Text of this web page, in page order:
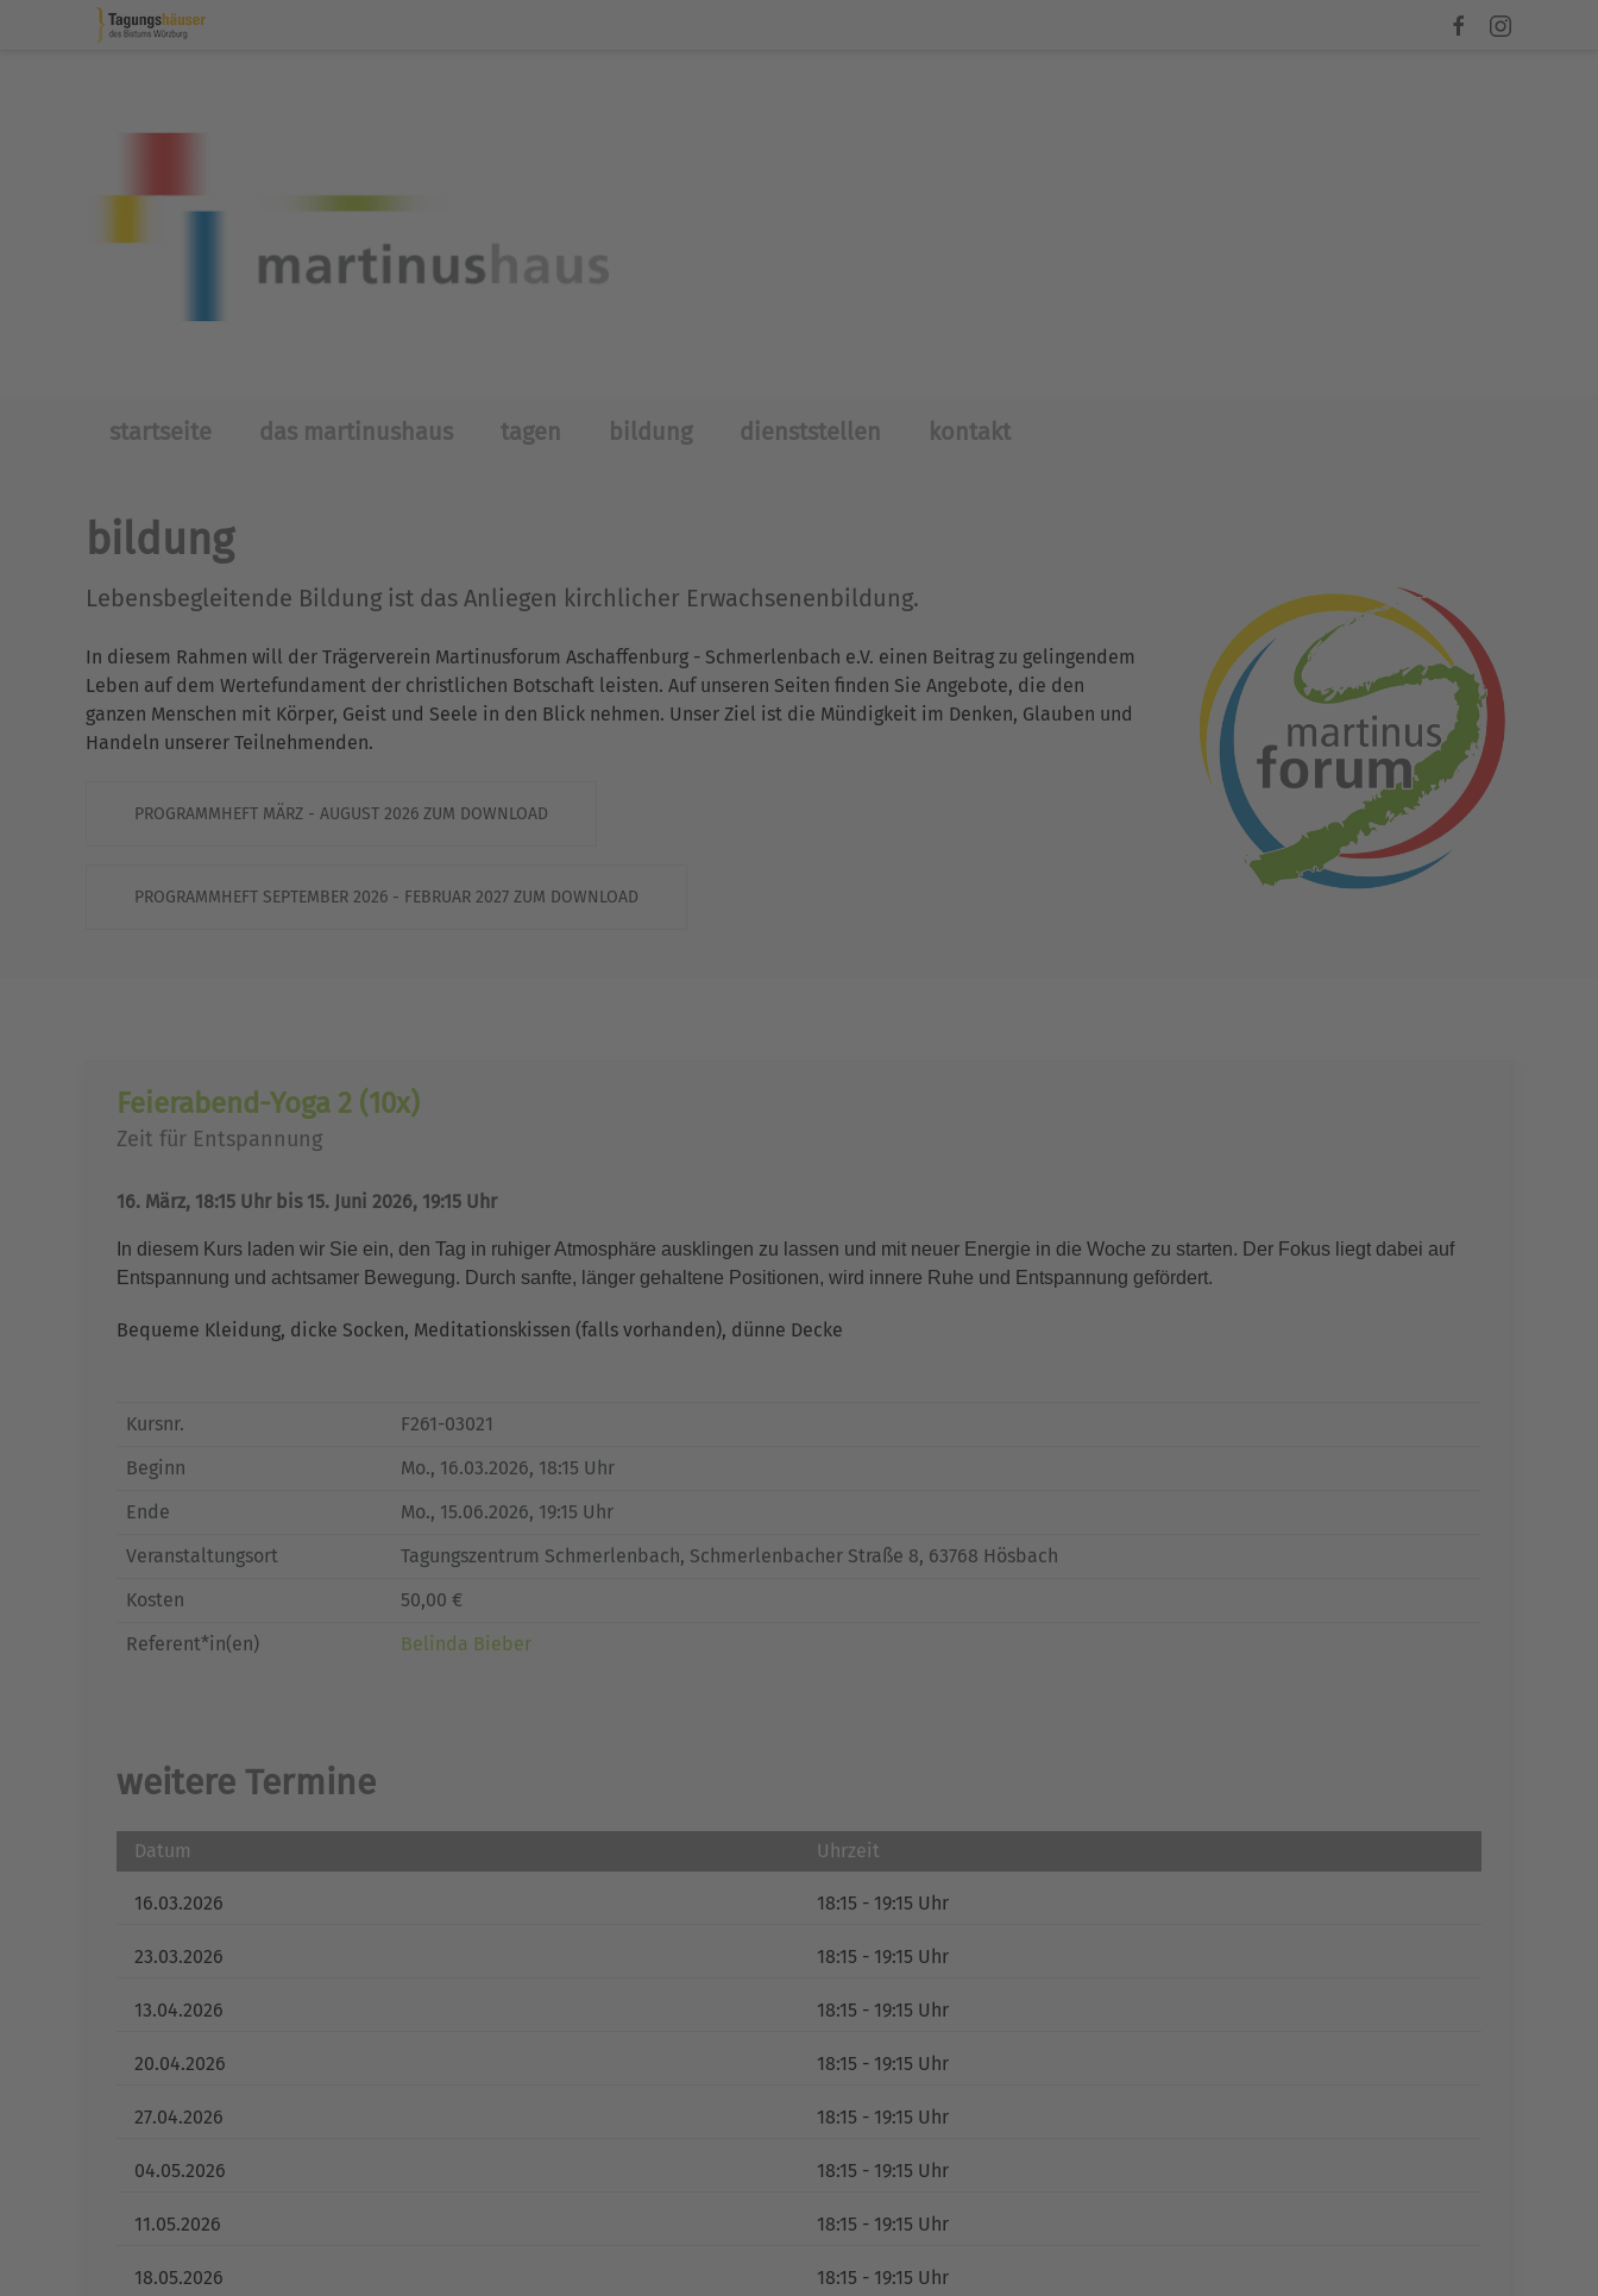
startseite das martinushaus tagen bildung dienststellen kontakt
bildung
Lebensbegleitende Bildung ist das Anliegen kirchlicher Erwachsenenbildung.
In diesem Rahmen will der Trägerverein Martinusforum Aschaffenburg - Schmerlenbach e.V. einen Beitrag zu gelingendem
Leben auf dem Wertefundament der christlichen Botschaft leisten. Auf unseren Seiten finden Sie Angebote, die den
ganzen Menschen mit Körper, Geist und Seele in den Blick nehmen. Unser Ziel ist die Mündigkeit im Denken, Glauben und
Handeln unserer Teilnehmenden.
PROGRAMMHEFT MÄRZ - AUGUST 2026 ZUM DOWNLOAD
PROGRAMMHEFT SEPTEMBER 2026 - FEBRUAR 2027 ZUM DOWNLOAD
Feierabend-Yoga 2 (10x)
Zeit für Entspannung
16. März, 18:15 Uhr bis 15. Juni 2026, 19:15 Uhr
In diesem Kurs laden wir Sie ein, den Tag in ruhiger Atmosphäre ausklingen zu lassen und mit neuer Energie in die Woche zu starten. Der Fokus liegt dabei auf
Entspannung und achtsamer Bewegung. Durch sanfte, länger gehaltene Positionen, wird innere Ruhe und Entspannung gefördert.
Bequeme Kleidung, dicke Socken, Meditationskissen (falls vorhanden), dünne Decke
Kursnr.
F261-03021
Beginn
Mo., 16.03.2026, 18:15 Uhr
Ende
Mo., 15.06.2026, 19:15 Uhr
Veranstaltungsort
Tagungszentrum Schmerlenbach, Schmerlenbacher Straße 8, 63768 Hösbach
Kosten
50,00 €
Referent*in(en)
Belinda Bieber
weitere Termine
Datum Uhrzeit
16.03.2026 18:15 - 19:15 Uhr
23.03.2026 18:15 - 19:15 Uhr
13.04.2026 18:15 - 19:15 Uhr
20.04.2026 18:15 - 19:15 Uhr
27.04.2026 18:15 - 19:15 Uhr
04.05.2026 18:15 - 19:15 Uhr
11.05.2026 18:15 - 19:15 Uhr
18.05.2026 18:15 - 19:15 Uhr